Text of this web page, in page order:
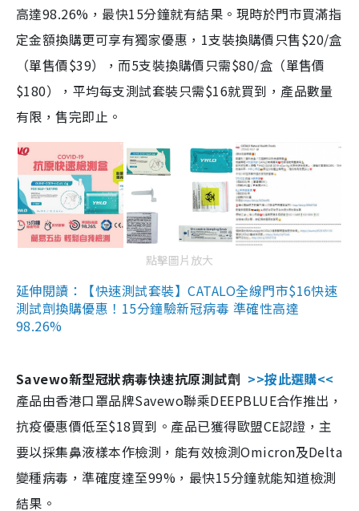
高達98.26%，最快15分鐘就有結果。現時於門市買滿指
定金額換購更可享有獨家優惠，1支裝換購價只售$20/盒
（單售價$39），而5支裝換購價只需$80/盒（單售價
$180），平均每支測試套裝只需$16就買到，產品數量
有限，售完即止。
點擊圖片放大
延伸閱讀：【快速測試套裝】CATALO全線門市$16快速
測試劑換購優惠！15分鐘驗新冠病毒 準確性高達
98.26%
Savewo新型冠狀病毒快速抗原測試劑 >>按此選購<<
產品由香港口罩品牌Savewo聯乘DEEPBLUE合作推出，
抗疫優惠價低至$18買到。產品已獲得歐盟CE認證，主
要以採集鼻液樣本作檢測，能有效檢測Omicron及Delta
變種病毒，準確度達至99%，最快15分鐘就能知道檢測
結果。